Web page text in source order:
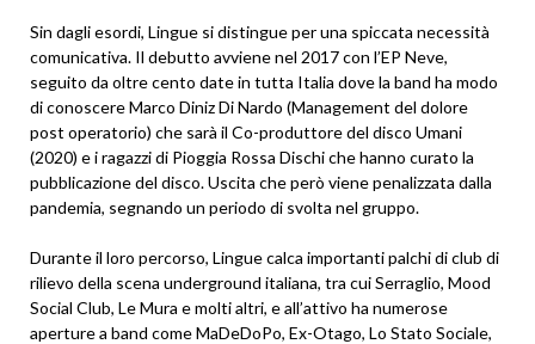
Sin dagli esordi, Lingue si distingue per una spiccata necessità
comunicativa. Il debutto avviene nel 2017 con l’EP Neve,
seguito da oltre cento date in tutta Italia dove la band ha modo
di conoscere Marco Diniz Di Nardo (Management del dolore
post operatorio) che sarà il Co-produttore del disco Umani
(2020) e i ragazzi di Pioggia Rossa Dischi che hanno curato la
pubblicazione del disco. Uscita che però viene penalizzata dalla
pandemia, segnando un periodo di svolta nel gruppo.
Durante il loro percorso, Lingue calca importanti palchi di club di
rilievo della scena underground italiana, tra cui Serraglio, Mood
Social Club, Le Mura e molti altri, e all’attivo ha numerose
aperture a band come MaDeDoPo, Ex-Otago, Lo Stato Sociale,